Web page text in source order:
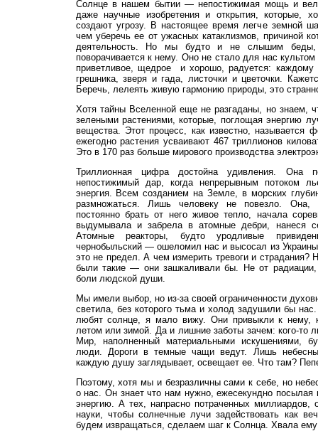
Солнце в нашем бытии — непостижимая мощь и
даже научные изобретения и открытия, которые,
создают угрозу. В настоящее время легче земной
чем уберечь ее от ужасных катаклизмов, причиной
деятельность. Но мы будто и не слышим беды,
поворачивается к нему. Оно не стало для нас культом
приветливое, щедрое и хорошо, радуется: каждому
грешника, зверя и гада, листочки и цветочки.
Беречь, лелеять живую гармонию природы, это
Хотя тайны Вселенной еще не разгаданы, но знаем,
зелеными растениями, которые, поглощая энергию
вещества. Этот процесс, как известно, называется
ежегодно растения усваивают 467 триллионов
Это в 170 раз больше мирового производства
Триллионная цифра достойна удивления. Она
непостижимый дар, когда непрерывным потоком
энергия. Всем созданием на Земле, в морских
размножаться. Лишь человеку не повезло.
постоянно брать от него живое тепло, начала
выдумывала и забрела в атомные дебри, нанеся
Атомные реакторы, будто уродливые
чернобыльский — ошеломил нас и высосал из
это не предел. А чем измерить тревоги и страдания?
были такие — они зашкаливали бы. Не от
боли людской души.
Мы имели выбор, но из-за своей ограниченности
светила, без которого тьма и холод задушили бы
любят солнце, я мало вижу. Они привыкли к нему,
летом или зимой. Да и лишние заботы зачем: кого-то
Мир, наполненный материальными искушениями,
люди. Дороги в темные чащи ведут. Лишь
каждую душу заглядывает, освещает ее. Что там?
Поэтому, хотя мы и безразличны сами к себе, но
о нас. Он знает что нам нужно, ежесекундно
энергию. А тех, напрасно потраченных миллиардов,
науки, чтобы солнечные лучи задействовать как
будем извращаться, сделаем шаг к Солнца. Хвала